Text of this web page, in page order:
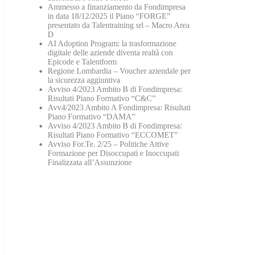
Ammesso a finanziamento da Fondimpresa
in data 18/12/2025 il Piano “FORGE”
presentato da Talentraining srl – Macro Area
D
AI Adoption Program: la trasformazione
digitale delle aziende diventa realtà con
Epicode e Talentform
Regione Lombardia – Voucher aziendale per
la sicurezza aggiuntiva
Avviso 4/2023 Ambito B di Fondimpresa:
Risultati Piano Formativo “C&C”
Avv4/2023 Ambito A Fondimpresa: Risultati
Piano Formativo “DAMA”
Avviso 4/2023 Ambito B di Fondimpresa:
Risultati Piano Formativo “ECCOMET”
Avviso For.Te. 2/25 – Politiche Attive
Formazione per Disoccupati e Inoccupati
Finalizzata all’Assunzione